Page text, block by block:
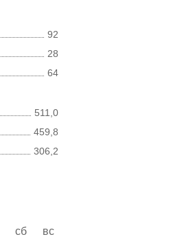
92
28
64
511,0
459,8
306,2
сб
вс